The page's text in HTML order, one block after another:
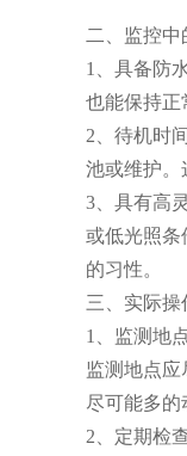
二、监控中
1、具备防
也能保持正
2、待机时
池或维护。
3、具有高
或低光照条
的习性。
三、实际操
1、监测地
监测地点应
尽可能多的
2、定期检